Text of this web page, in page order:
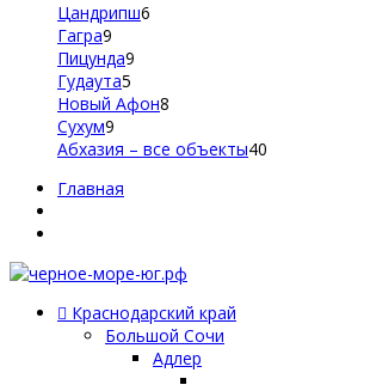
Цандрипш6
Гагра9
Пицунда9
Гудаута5
Новый Афон8
Сухум9
Абхазия – все объекты40
Главная
Краснодарский край
Большой Сочи
Адлер